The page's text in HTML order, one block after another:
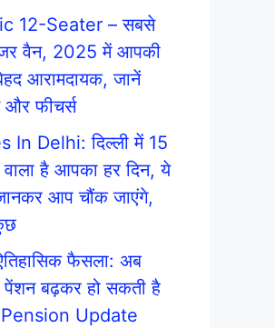
12-Seater – सबसे
वैन, 2025 में आपकी
बेहद आरामदायक, जानें
फीचर्स
In Delhi: दिल्ली में 15
है आपका हर दिन, ये
आप चौंक जाएंगे,
फैसला: अब
बढ़कर हो सकती है
Update